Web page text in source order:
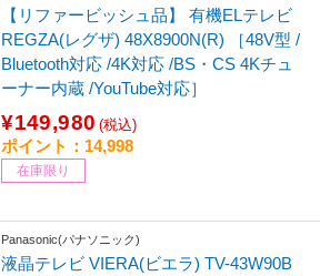
【リファービッシュ品】 有機ELテレビ
REGZA(レグザ) 48X8900N(R) ［48V型 /
Bluetooth対応 /4K対応 /BS・CS 4Kチュ
ーナー内蔵 /YouTube対応］
¥149,980 (税込)
ポイント：14,998
在庫限り
Panasonic(パナソニック)
液晶テレビ VIERA(ビエラ) TV-43W90B